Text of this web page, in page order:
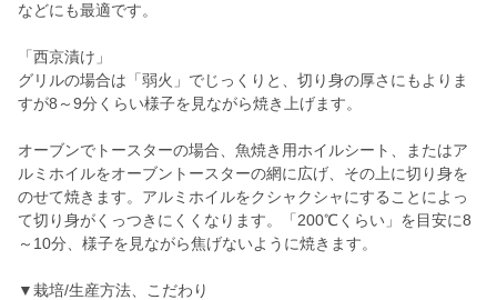
などにも最適です。
「西京漬け」
グリルの場合は「弱火」でじっくりと、切り身の厚さにもよりま
すが8～9分くらい様子を見ながら焼き上げます。
オーブンでトースターの場合、魚焼き用ホイルシート、またはア
ルミホイルをオーブントースターの網に広げ、その上に切り身を
のせて焼きます。アルミホイルをクシャクシャにすることによっ
て切り身がくっつきにくくなります。「200℃くらい」を目安に8
～10分、様子を見ながら焦げないように焼きます。
▼栽培/生産方法、こだわり